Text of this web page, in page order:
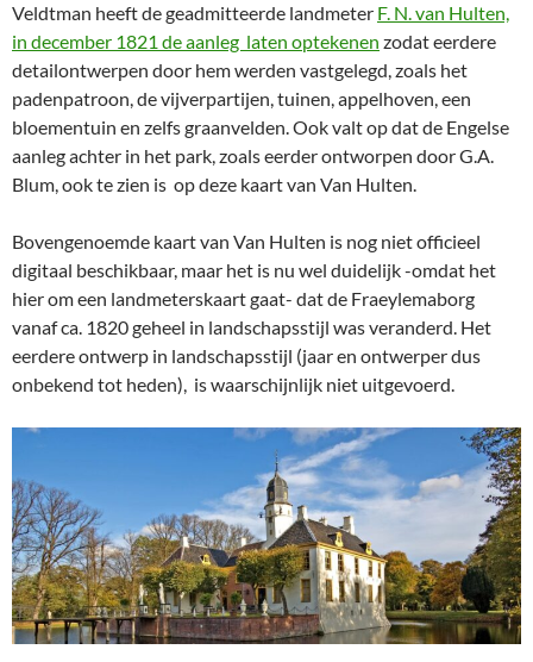
Veldtman heeft de geadmitteerde landmeter F. N. van Hulten,
in december 1821 de aanleg laten optekenen zodat eerdere
detailontwerpen door hem werden vastgelegd, zoals het
padenpatroon, de vijverpartijen, tuinen, appelhoven, een
bloementuin en zelfs graanvelden. Ook valt op dat de Engelse
aanleg achter in het park, zoals eerder ontworpen door G.A.
Blum, ook te zien is op deze kaart van Van Hulten.
Bovengenoemde kaart van Van Hulten is nog niet officieel
digitaal beschikbaar, maar het is nu wel duidelijk -omdat het
hier om een landmeterskaart gaat- dat de Fraeylemaborg
vanaf ca. 1820 geheel in landschapsstijl was veranderd. Het
eerdere ontwerp in landschapsstijl (jaar en ontwerper dus
onbekend tot heden), is waarschijnlijk niet uitgevoerd.